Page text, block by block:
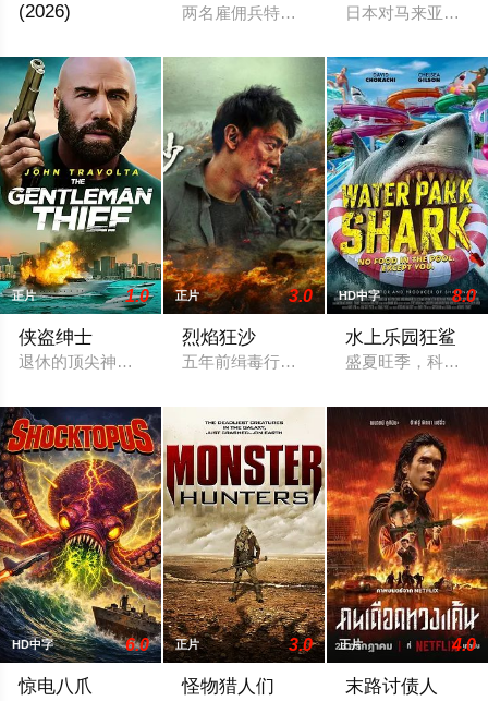
(2026)
两名雇佣兵特拉夫和斯蒂法诺，在营救妹
日本对马来亚的占
正片 1.0
侠盗绅士
退休的顶尖神偷梅森·戈达德早已淡出江湖，却被冲动莽撞的弟
正片 3.0
烈焰狂沙
五年前缉毒行动中，村民袁达康救了警察
HD中字 8.0
水上乐园狂鲨
盛夏旺季，科德角
HD中字 6.0
惊电八爪
正片 3.0
怪物猎人们
正片 4.0
末路讨债人